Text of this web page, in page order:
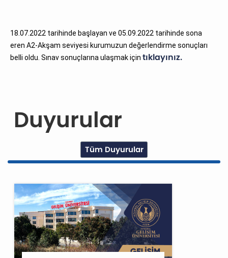
18.07.2022 tarihinde başlayan ve 05.09.2022 tarihinde sona
eren A2-Akşam seviyesi kurumuzun değerlendirme sonuçları
belli oldu. Sınav sonuçlarına ulaşmak için tıklayınız.
Duyurular
Tüm Duyurular